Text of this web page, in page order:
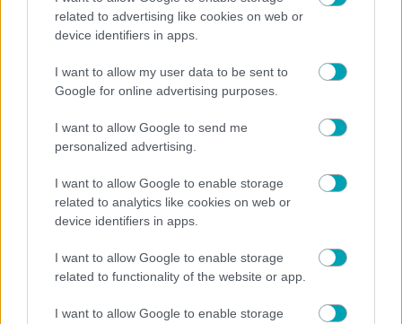
related to advertising like cookies on web or
device identifiers in apps.
I want to allow my user data to be sent to
Google for online advertising purposes.
I want to allow Google to send me
personalized advertising.
I want to allow Google to enable storage
related to analytics like cookies on web or
device identifiers in apps.
I want to allow Google to enable storage
related to functionality of the website or app.
I want to allow Google to enable storage
ΛΑΘΗ
ΧΩΡΙΣΜΟΣ